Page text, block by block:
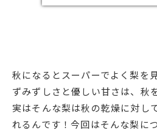
秋になるとスーパーでよく梨を
ずみずしさと優しい甘さは、秋
実はそんな梨は秋の乾燥に対し
れるんです！今回はそんな梨に